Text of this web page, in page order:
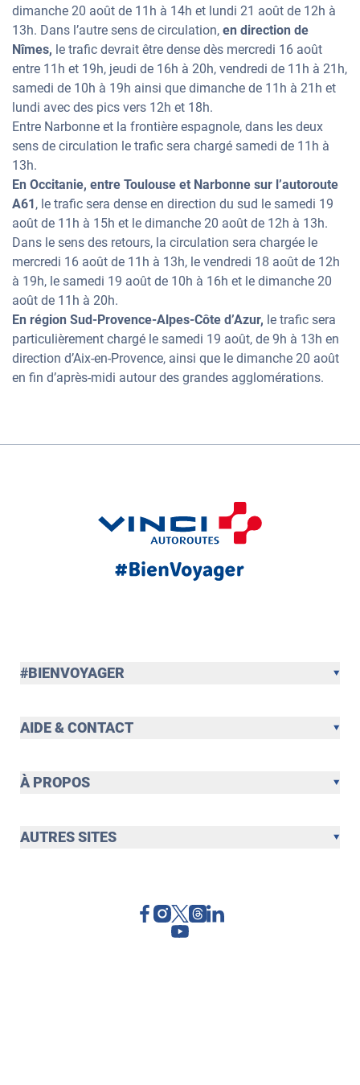
dimanche 20 août de 11h à 14h et lundi 21 août de 12h à
13h. Dans l’autre sens de circulation, en direction de
Nîmes, le trafic devrait être dense dès mercredi 16 août
entre 11h et 19h, jeudi de 16h à 20h, vendredi de 11h à 21h,
samedi de 10h à 19h ainsi que dimanche de 11h à 21h et
lundi avec des pics vers 12h et 18h.
Entre Narbonne et la frontière espagnole, dans les deux
sens de circulation le trafic sera chargé samedi de 11h à
13h.
En Occitanie, entre Toulouse et Narbonne sur l’autoroute
A61, le trafic sera dense en direction du sud le samedi 19
août de 11h à 15h et le dimanche 20 août de 12h à 13h.
Dans le sens des retours, la circulation sera chargée le
mercredi 16 août de 11h à 13h, le vendredi 18 août de 12h
à 19h, le samedi 19 août de 10h à 16h et le dimanche 20
août de 11h à 20h.
En région Sud-Provence-Alpes-Côte d’Azur, le trafic sera
particulièrement chargé le samedi 19 août, de 9h à 13h en
direction d’Aix-en-Provence, ainsi que le dimanche 20 août
en fin d’après-midi autour des grandes agglomérations.
#BIENVOYAGER
AIDE & CONTACT
À PROPOS
AUTRES SITES